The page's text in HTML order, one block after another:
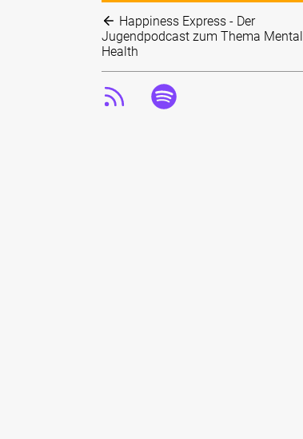
Happiness Express - Der
Jugendpodcast zum Thema Mental
Health